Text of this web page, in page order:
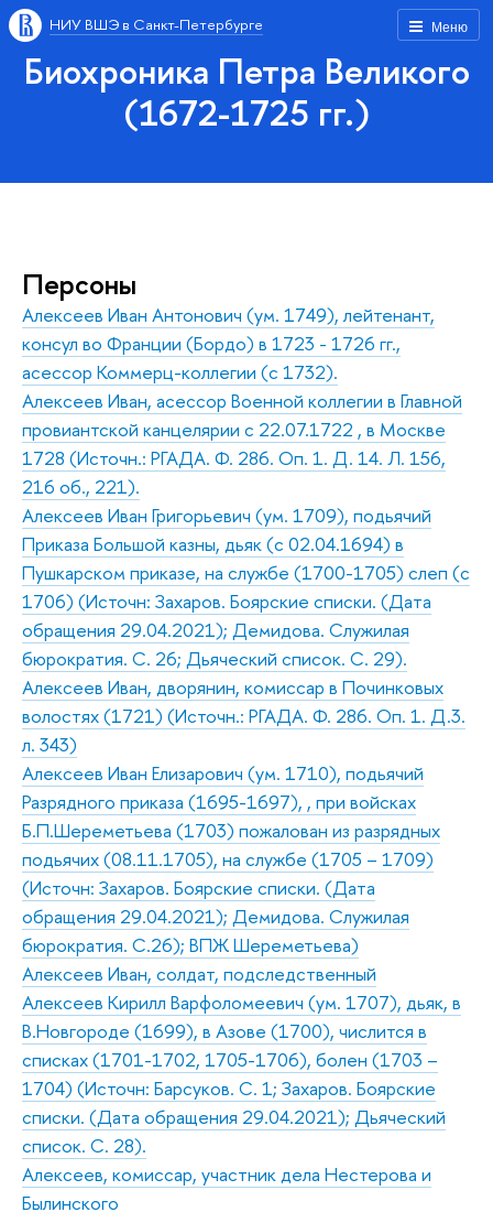
Меню
НИУ ВШЭ в Санкт-Петербурге
Биохроника Петра Великого
(1672-1725 гг.)
Персоны
Алексеев Иван Антонович (ум. 1749), лейтенант,
консул во Франции (Бордо) в 1723 - 1726 гг.,
асессор Коммерц-коллегии (с 1732).
Алексеев Иван, асессор Военной коллегии в Главной
провиантской канцелярии с 22.07.1722 , в Москве
1728 (Источн.: РГАДА. Ф. 286. Оп. 1. Д. 14. Л. 156,
216 об., 221).
Алексеев Иван Григорьевич (ум. 1709), подьячий
Приказа Большой казны, дьяк (с 02.04.1694) в
Пушкарском приказе, на службе (1700-1705) слеп (с
1706) (Источн: Захаров. Боярские списки. (Дата
обращения 29.04.2021); Демидова. Служилая
бюрократия. С. 26; Дьяческий список. С. 29).
Алексеев Иван, дворянин, комиссар в Починковых
волостях (1721) (Источн.: РГАДА. Ф. 286. Оп. 1. Д.3.
л. 343)
Алексеев Иван Елизарович (ум. 1710), подьячий
Разрядного приказа (1695-1697), , при войсках
Б.П.Шереметьева (1703) пожалован из разрядных
подьячих (08.11.1705), на службе (1705 – 1709)
(Источн: Захаров. Боярские списки. (Дата
обращения 29.04.2021); Демидова. Служилая
бюрократия. С.26); ВПЖ Шереметьева)
Алексеев Иван, солдат, подследственный
Алексеев Кирилл Варфоломеевич (ум. 1707), дьяк, в
В.Новгороде (1699), в Азове (1700), числится в
списках (1701-1702, 1705-1706), болен (1703 –
1704) (Источн: Барсуков. С. 1; Захаров. Боярские
списки. (Дата обращения 29.04.2021); Дьяческий
список. С. 28).
Алексеев, комиссар, участник дела Нестерова и
Былинского